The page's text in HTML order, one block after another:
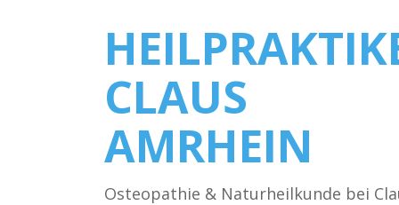
CLAUS
AMRHEIN
Osteopathie & Naturheilkunde bei